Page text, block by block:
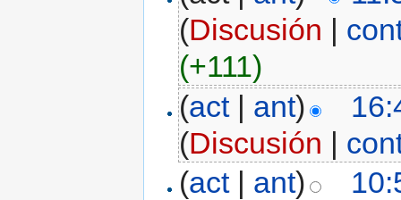
(Discusión |
(+111)
(act| ant)
(Discusión |
(act| ant)